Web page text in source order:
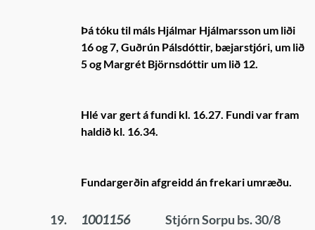
Þá tóku til máls Hjálmar Hjálmarsson um liði
16 og 7, Guðrún Pálsdóttir, bæjarstjóri, um lið
5 og Margrét Björnsdóttir um lið 12.
Hlé var gert á fundi kl. 16.27. Fundi var fram
haldið kl. 16.34.
Fundargerðin afgreidd án frekari umræðu.
19. 1001156 Stjórn Sorpu bs. 30/8